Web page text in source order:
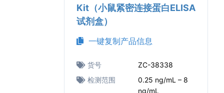
Kit（小鼠紧密连接蛋白ELISA
试剂盒）
一键复制产品信息
货号
ZC-38338
检测范围
0.25 ng/mL – 8
ng/mL